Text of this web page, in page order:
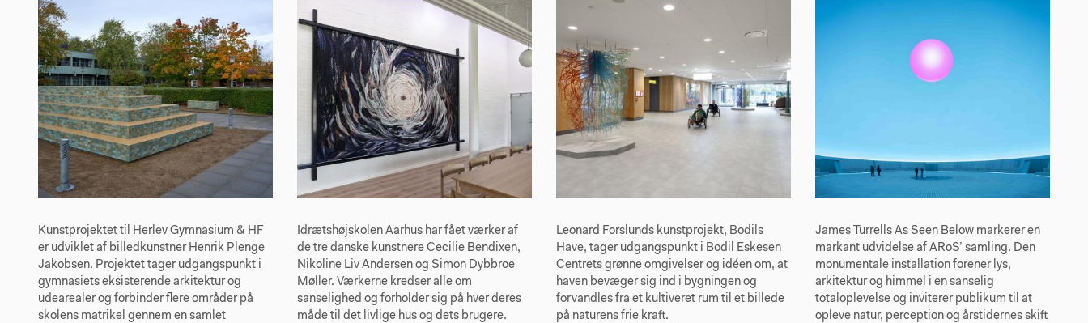
Kunstprojektet til Herlev Gymnasium & HF
er udviklet af billedkunstner Henrik Plenge
Jakobsen. Projektet tager udgangspunkt i
gymnasiets eksisterende arkitektur og
udearealer og forbinder flere områder på
skolens matrikel gennem en samlet
Idrætshøjskolen Aarhus har fået værker af
de tre danske kunstnere Cecilie Bendixen,
Nikoline Liv Andersen og Simon Dybbroe
Møller. Værkerne kredser alle om
sanselighed og forholder sig på hver deres
måde til det livlige hus og dets brugere.
Leonard Forslunds kunstprojekt, Bodils
Have, tager udgangspunkt i Bodil Eskesen
Centrets grønne omgivelser og idéen om, at
haven bevæger sig ind i bygningen og
forvandles fra et kultiveret rum til et billede
på naturens frie kraft.
James Turrells As Seen Below markerer en
markant udvidelse af ARoS’ samling. Den
monumentale installation forener lys,
arkitektur og himmel i en sanselig
totaloplevelse og inviterer publikum til at
opleve natur, perception og årstidernes skift